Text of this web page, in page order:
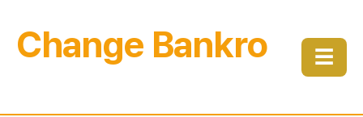
Change Bankro ☰